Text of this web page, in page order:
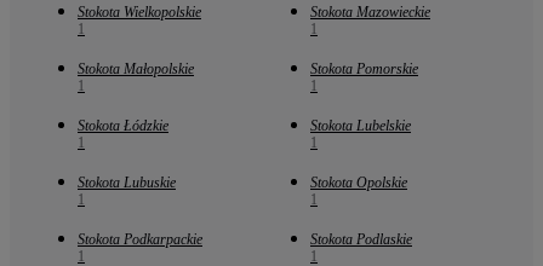
Stokota Wielkopolskie
1
Stokota Mazowieckie
1
Stokota Małopolskie
1
Stokota Pomorskie
1
Stokota Łódzkie
1
Stokota Lubelskie
1
Stokota Lubuskie
1
Stokota Opolskie
1
Stokota Podkarpackie
1
Stokota Podlaskie
1